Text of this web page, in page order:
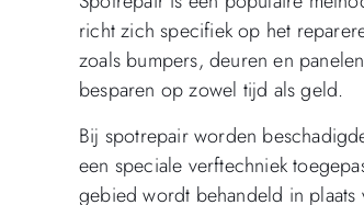
richt zich specifiek op het
zoals bumpers, deuren en
besparen op zowel tijd als geld.
Bij spotrepair worden
een speciale verftechniek
gebied wordt behandeld in